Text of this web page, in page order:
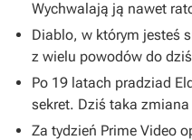
Wychwalają ją nawet
Diablo, w którym jesteś
z wielu powodów do
Po 19 latach pradziad
sekret. Dziś taka
Za tydzień Prime Video